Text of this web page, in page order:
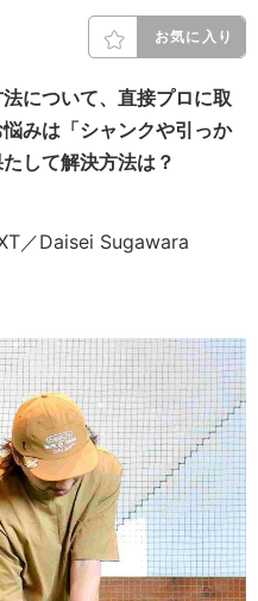
お気に入り
について、直接プロに取
みは「シャンクや引っか
して解決方法は？
／Daisei Sugawara